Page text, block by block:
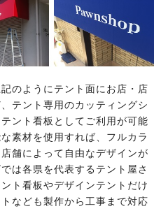
のようにテント面にお店・店
テント専用のカッティングシ
ント看板としてご利用が可能
素材を使用すれば、フルカラ
舗によって自由なデザインが
は各県を代表するテント屋さ
ト看板やデザインテントだけ
なども製作から工事まで対応